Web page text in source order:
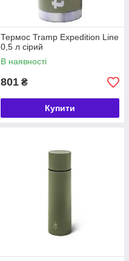
Термос Tramp Expedition Line
0,5 л сірий
В наявності
801 ₴
Купити